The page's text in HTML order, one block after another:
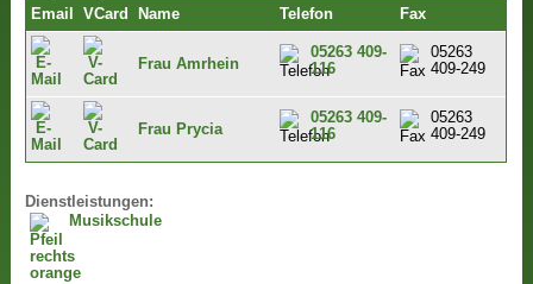
Email
VCard Name Telefon Fax
Frau Amrhein
05263 409-
116
05263
409-249
Frau Prycia
05263 409-
116
05263
409-249
Dienstleistungen:
Musikschule